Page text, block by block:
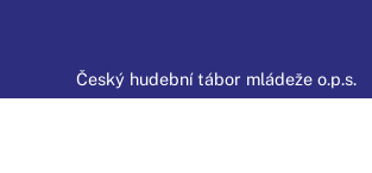
Český hudební tábor mládeže o.p.s.